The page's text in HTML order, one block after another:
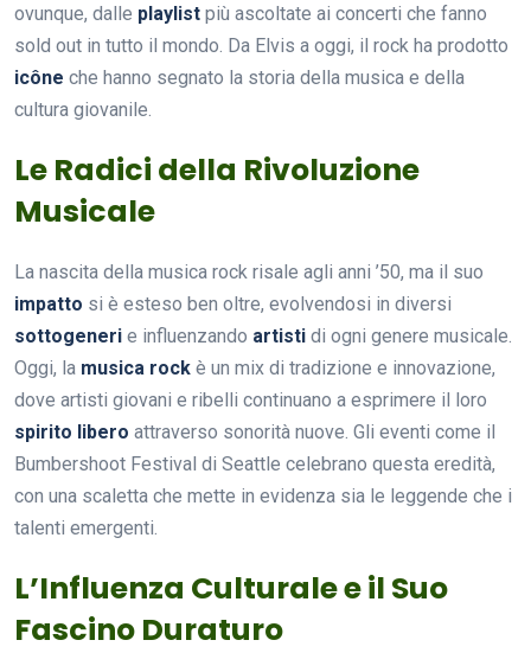
ovunque, dalle playlist più ascoltate ai concerti che fanno
sold out in tutto il mondo. Da Elvis a oggi, il rock ha prodotto
icône che hanno segnato la storia della musica e della
cultura giovanile.
Le Radici della Rivoluzione
Musicale
La nascita della musica rock risale agli anni ’50, ma il suo
impatto si è esteso ben oltre, evolvendosi in diversi
sottogeneri e influenzando artisti di ogni genere musicale.
Oggi, la musica rock è un mix di tradizione e innovazione,
dove artisti giovani e ribelli continuano a esprimere il loro
spirito libero attraverso sonorità nuove. Gli eventi come il
Bumbershoot Festival di Seattle celebrano questa eredità,
con una scaletta che mette in evidenza sia le leggende che i
talenti emergenti.
L’Influenza Culturale e il Suo
Fascino Duraturo